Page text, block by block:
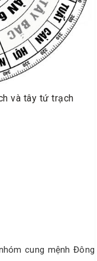
và tây tứ trạch
cung mệnh Đông